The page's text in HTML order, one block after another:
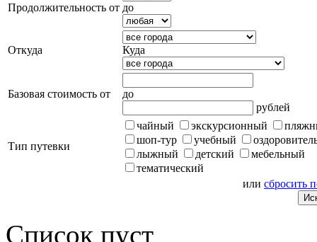
Продолжительность от до
Откуда Куда
Базовая стоимость от
до
рублей
Тип путевки
чайный экскурсионный
шоп-тур
учебный
лыжный
детский
мебельный
тематический
или сбросить
Список пуст